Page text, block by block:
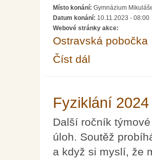
Místo konání: Gymnázium
Datum konání: 10.11.2023 - 08:00
Webové stránky akce:
Ostravská pobočka
Číst dál
Fyziklání 2024
Další ročník
úloh. Soutěž
a když si myslí, že